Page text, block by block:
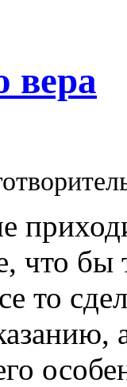
вера
что
то